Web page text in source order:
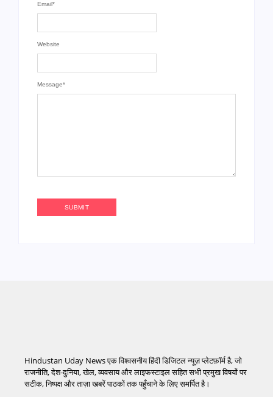
Message*
Email*
Website
Hindustan Uday News एक विश्वसनीय हिंदी डिजिटल न्यूज़ प्लेटफ़ॉर्म है, जो
राजनीति, देश-दुनिया, खेल, व्यवसाय और लाइफस्टाइल सहित सभी प्रमुख विषयों पर
सटीक, निष्पक्ष और ताज़ा खबरें पाठकों तक पहुँचाने के लिए समर्पित है।